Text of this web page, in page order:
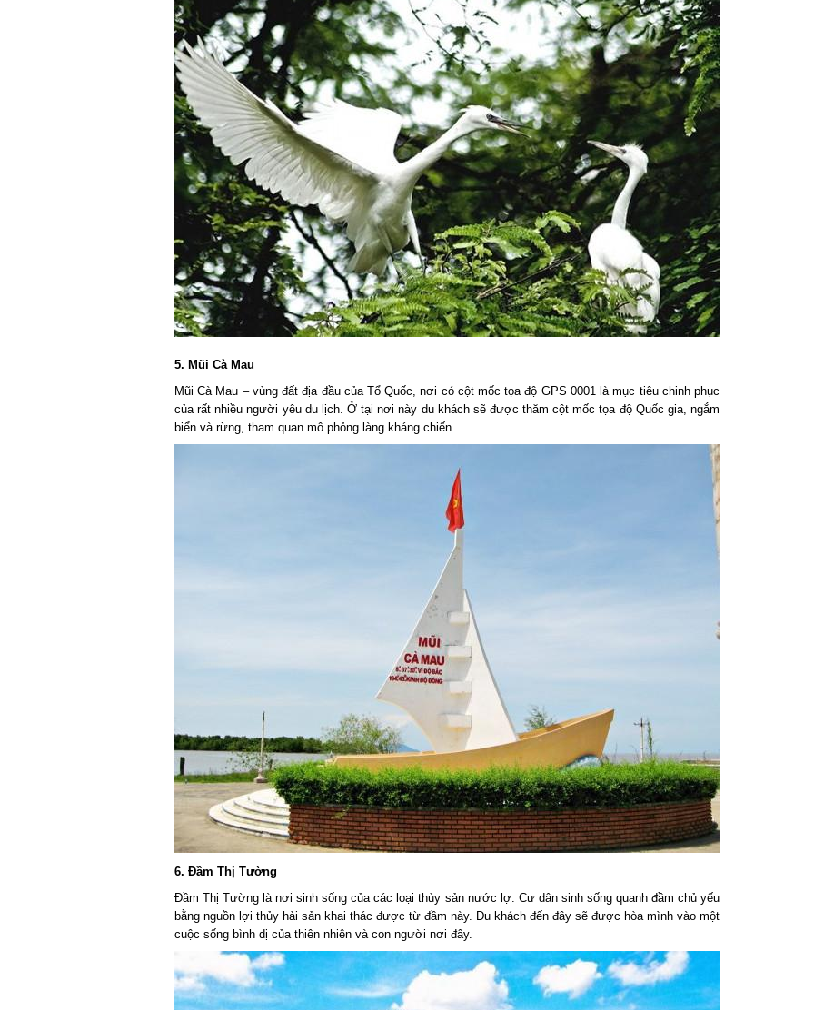
5. Mũi Cà Mau
Mũi Cà Mau – vùng đất địa đầu của Tổ Quốc, nơi có cột mốc tọa độ GPS 0001 là mục tiêu chinh phục
của rất nhiều người yêu du lịch. Ở tại nơi này du khách sẽ được thăm cột mốc tọa độ Quốc gia, ngắm
biển và rừng, tham quan mô phỏng làng kháng chiến…
6. Đầm Thị Tường
Đầm Thị Tường là nơi sinh sống của các loại thủy sản nước lợ. Cư dân sinh sống quanh đầm chủ yếu
bằng nguồn lợi thủy hải sản khai thác được từ đầm này. Du khách đến đây sẽ được hòa mình vào một
cuộc sống bình dị của thiên nhiên và con người nơi đây.